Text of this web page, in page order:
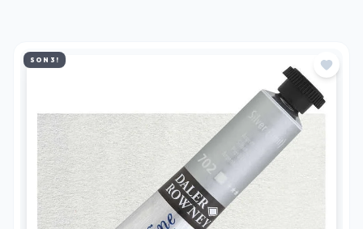
SON 3!